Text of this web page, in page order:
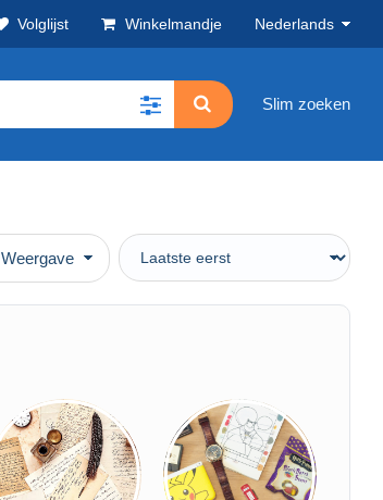
Volglijst Winkelmandje Nederlands
Slim zoeken
Weergave